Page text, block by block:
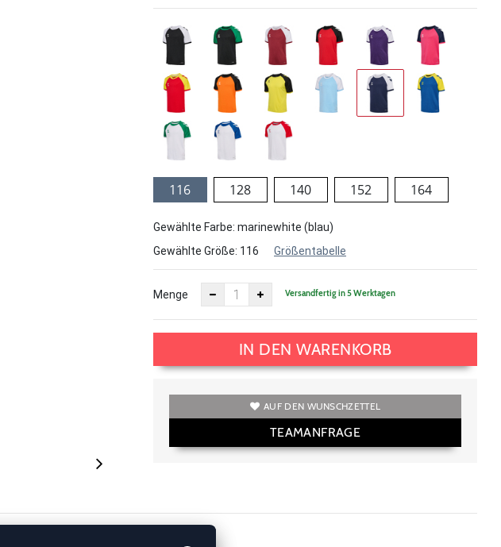
116 128 140 152 164
Gewählte Farbe: marinewhite (blau)
Gewählte Größe: 116 Größentabelle
Menge Versandfertig in 5 Werktagen
IN DEN WARENKORB
AUF DEN WUNSCHZETTEL
TEAMANFRAGE